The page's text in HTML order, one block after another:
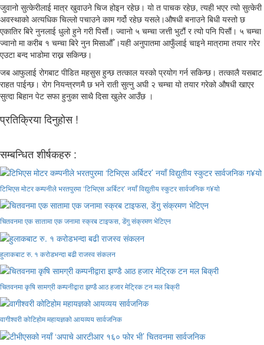
जुवानो सुत्केरीलाई मात्र खुवाउने चिज होइन रहेछ। यो त पाचक रहेछ, त्यही भएर त्यो सुत्केरी
अवस्थाको अत्यधिक चिल्लो पचाउने काम गर्दो रहेछ यसले।औषधी बनाउने बिधी यस्तो छ
एकातिर बिरे नुनलाई धुलो हुने गरी पिसौं। ज्वानो ५ चम्चा जत्ती भुटौं र त्यो पनि पिसौं। ५ चम्चा
ज्वानो मा करीब १ चम्चा बिरे नुन मिसाऔँ ।यही अनुपातमा आफुँलाई चाइने मात्रामा तयार गरेर
एउटा बन्द भाडोमा राख्न सकिन्छ।
जब आफुलाई रोगबाट पीडित महसुस हुन्छ तत्काल यस्को प्रयोग गर्न सकिन्छ। तत्कालै यसबाट
राहत पाईन्छ। रोग नियन्त्रणमै छ भने राती सुत्नु अघी २ चम्चा यो तयार गरेको औषधी खाएर
सुत्दा बिहान पेट सफा हुनुका साथै दिसा खुलेर आउँछ ।
प्रतिक्रिया दिनुहोस !
सम्बन्धित शीर्षकहरु :
टिभिएस मोटर कम्पनीले भरतपुरमा ‘टिभिएस अर्बिटर’ नयाँ विद्युतीय स्कुटर सार्वजनिक ग¥यो
चितवनमा एक सातामा एक जनामा स्क्रब टाइफस, डेंगु संक्रमण भेटिएन
हुलाकबाट रु. १ करोडभन्दा बढी राजस्व संकलन
चितवनमा कृषि सामग्री कम्पनीद्वारा झण्डै आठ हजार मेट्रिक टन मल बिक्री
वागीश्वरी कोटिहोम महायज्ञको आयव्यय सार्वजनिक